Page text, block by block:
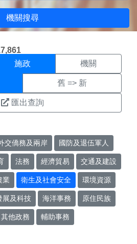
機關搜尋
果頁面
施政 機關
舊 => 新
匯出查詢
交僑務及兩岸 國防及退伍軍人
法務 經濟貿易 交通及建設
業 衛生及社會安全 環境資源
展及科技 海洋事務 原住民族
其他政務 輔助事務